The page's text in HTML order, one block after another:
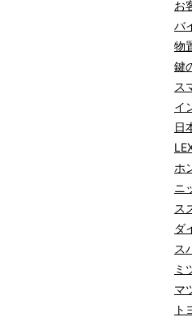
お
バ
物
鍵
ス
イ
日
ホ
ニ
ス
ダ
ス
ミ
マ
ト